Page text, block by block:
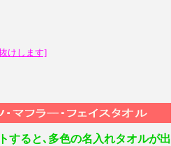
けします]
すると､多色の名入れタオルが出